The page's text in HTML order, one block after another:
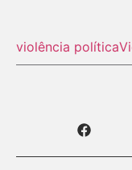
violência política